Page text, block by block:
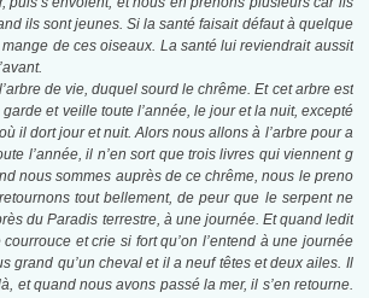
ils sont jeunes. Si la santé faisait défaut à quelque
mange de ces oiseaux. La santé lui reviendrait aussit
de vie, duquel sourd le chrême. Et cet arbre est
et veille toute l’année, le jour et la nuit, excepté
il dort jour et nuit. Alors nous allons à l’arbre pour a
l’année, il n’en sort que trois livres qui viennent g
nous sommes auprès de ce chrême, nous le preno
tout bellement, de peur que le serpent ne
du Paradis terrestre, à une journée. Et quand ledit
et crie si fort qu’on l’entend à une journée
grand qu’un cheval et il a neuf têtes et deux ailes. Il
et quand nous avons passé la mer, il s’en retourne.